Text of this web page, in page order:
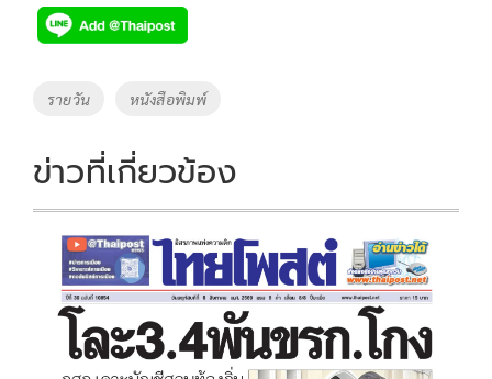
e
b
o
k
tt
er
p
y
Li
k
Tags
รายวัน หนังสือพิมพ์
ข่าวที่เกี่ยวข้อง